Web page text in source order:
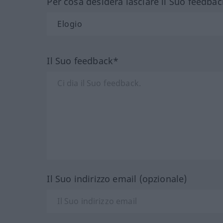
Il Suo feedback*
Il Suo indirizzo email (opzionale)